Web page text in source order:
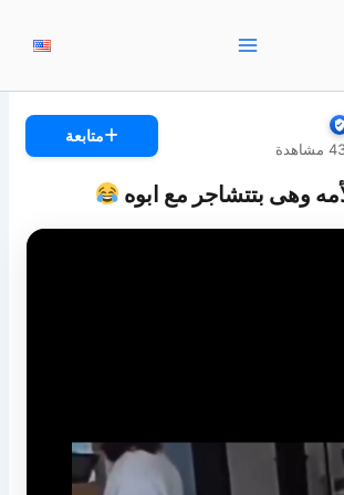
مشاهدة
متابعة
وهى بتتشاجر مع ابوه